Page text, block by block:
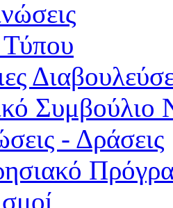
Τύπου
Συμβούλιο
- Δράσεις